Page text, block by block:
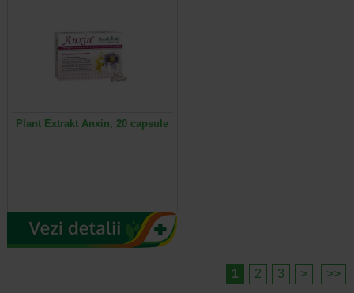
Plant Extrakt Anxin, 20 capsule
1 2 3 > >>